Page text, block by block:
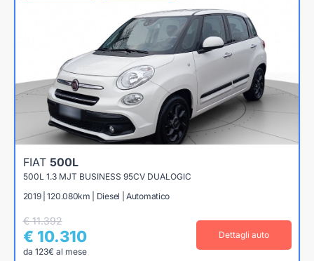
FIAT 500L
500L 1.3 MJT BUSINESS 95CV DUALOGIC
2019 | 120.080km | Diesel | Automatico
€ 11.392
€ 10.310
da 123€ al mese
Dettagli auto